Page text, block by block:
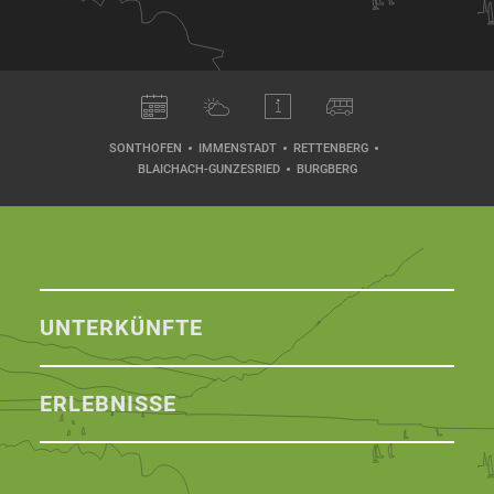
SONTHOFEN IMMENSTADT
RETTENBERG
BLAICHACH-GUNZESRIED
BURGBERG
UNTERKÜNFTE
ERLEBNISSE